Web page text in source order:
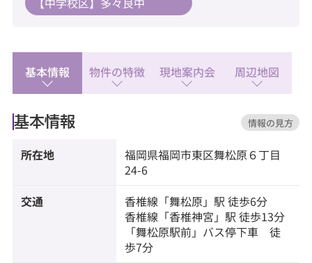
◆舞松原小学校：徒歩2分
【暮らし】
◆サニー舞松原店：徒歩8分
◆FCO・OP舞松原店：徒歩9分
基本情報 物件の特徴 現地案内会 周辺地図
基本情報 情報の見方
所在地 福岡県福岡市東区舞松原６丁目
24-6
交通 香椎線 「舞松原 」駅 徒歩6分
香椎線 「香椎神宮 」駅 徒歩13分
「舞松原駅前」バス停下車 徒
歩7分